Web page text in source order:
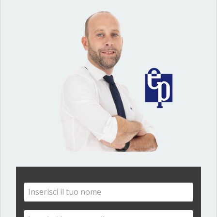
EP 151,29| Bilocale | 60 m | 2 locali
Recensioni dei clienti
LEGGI TUTTE LE RECENSIONI